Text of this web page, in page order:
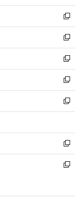
開
く
ウ
で
開
く
ン
ド
ウ
で
開
く
ウ
ィ
ン
ド
ウ
で
開
く
新
し
い
ウ
ィ
ン
ド
ウ
で
開
新
し
い
ウ
ィ
ン
ド
ウ
開
く
新
し
い
ウ
ィ
ン
ウ
で
開
く
新
し
い
ウ
ン
ド
ウ
で
新
し
ウ
ィ
ン
ド
開
新
し
い
ン
新
ウ